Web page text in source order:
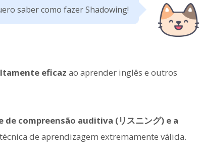
saber como fazer Shadowing!
eficaz ao aprender inglês e outros
de compreensão auditiva (リスニング) e a
de aprendizagem extremamente válida.